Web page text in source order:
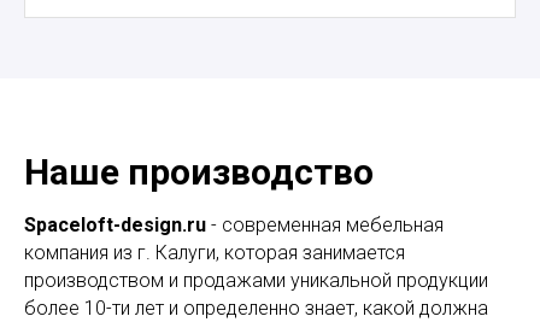
Наше производство
Spaceloft-design.ru - современная мебельная
компания из г. Калуги, которая занимается
производством и продажами уникальной продукции
более 10-ти лет и определенно знает, какой должна